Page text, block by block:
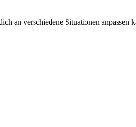
an verschiedene Situationen